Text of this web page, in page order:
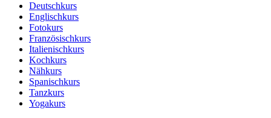
Deutschkurs
Englischkurs
Fotokurs
Französischkurs
Italienischkurs
Kochkurs
Nähkurs
Spanischkurs
Tanzkurs
Yogakurs